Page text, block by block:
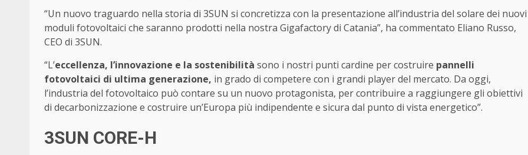
“Un nuovo traguardo nella storia di 3SUN si concretizza con la presentazione all’industria del solare dei nuovi
moduli fotovoltaici che saranno prodotti nella nostra Gigafactory di Catania”, ha commentato Eliano Russo,
CEO di 3SUN.
“L’eccellenza, l’innovazione e la sostenibilità sono i nostri punti cardine per costruire pannelli
fotovoltaici di ultima generazione, in grado di competere con i grandi player del mercato. Da oggi,
l’industria del fotovoltaico può contare su un nuovo protagonista, per contribuire a raggiungere gli obiettivi
di decarbonizzazione e costruire un’Europa più indipendente e sicura dal punto di vista energetico”.
3SUN CORE-H